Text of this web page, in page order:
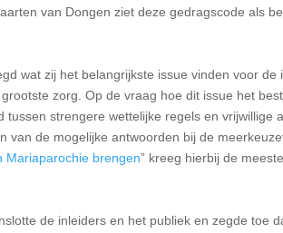
van Dongen ziet deze gedragscode als
wat zij het belangrijkste issue vinden voor
zorg. Op de vraag hoe dit issue het
tussen strengere wettelijke regels en vrijwillige
van de mogelijke antwoorden bij de
Mariaparochie brengen” kreeg hierbij de
de inleiders en het publiek en zegde toe